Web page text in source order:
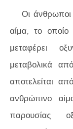
Οι
αίμα, το
μεταφέρει
μεταβολικά
αποτελείται
ανθρώπινο
παρουσίας